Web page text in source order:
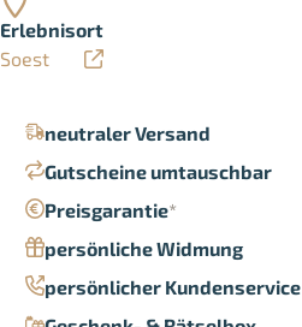
neutraler Versand
Gutscheine umtauschbar
Preisgarantie*
persönliche Widmung
persönlicher Kundenservice
Erlebnisort
Soest